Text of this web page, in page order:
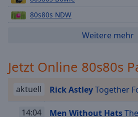
subtitles
off,
Picture-
Picture
80s80s NDW
80s80s Michael Jackson
80s80s Wave
80s80s ROCK
Weitere mehr
Jetzt Online 80s80s
aktuell Rick AstleyTogether
14:04 Men Without Hats